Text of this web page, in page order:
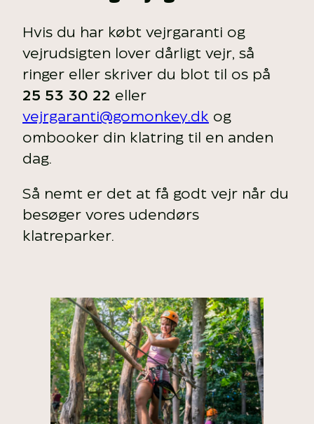
Hvis du har købt vejrgaranti og
vejrudsigten lover dårligt vejr, så
ringer eller skriver du blot til os på
25 53 30 22 eller
vejrgaranti@gomonkey.dk og
ombooker din klatring til en anden
dag.
Så nemt er det at få godt vejr når du
besøger vores udendørs
klatreparker.